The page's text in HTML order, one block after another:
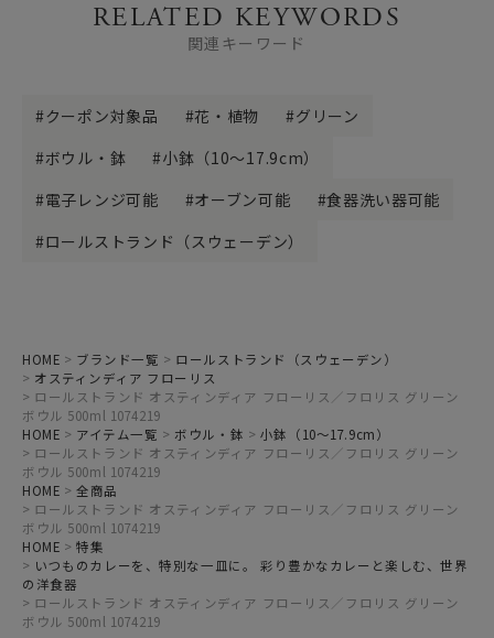
RELATED KEYWORDS
関連キーワード
クーポン対象品 花・植物
グリーン
ボウル・鉢
小鉢（10～17.9cm）
電子レンジ可能
オーブン可能
食器洗い器可能
ロールストランド（スウェーデン）
HOME ブランド一覧
ロールストランド（スウェーデン）
オスティンディア フローリス
ロールストランド オスティンディア フローリス／フロリス グリーン
ボウル 500ml 1074219
HOME
アイテム一覧 ボウル・鉢
小鉢（10～17.9cm）
ロールストランド オスティンディア フローリス／フロリス グリーン
ボウル 500ml 1074219
HOME
全商品
ロールストランド オスティンディア フローリス／フロリス グリーン
ボウル 500ml 1074219
HOME
特集
いつものカレーを、特別な一皿に。 彩り豊かなカレーと楽しむ、世界
の洋食器
ロールストランド オスティンディア フローリス／フロリス グリーン
ボウル 500ml 1074219